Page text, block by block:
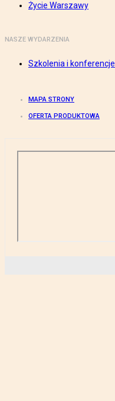
Życie Warszawy
NASZE WYDARZENIA
Szkolenia i konferencje
MAPA STRONY
OFERTA PRODUKTOWA